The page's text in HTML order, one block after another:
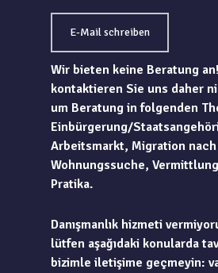
E-Mail schreiben
Wir bieten keine Beratung
kontaktieren Sie uns daher
um Beratung in folgenden
Einbürgerung/
Arbeitsmarkt, Migration
Wohnungssuche,
Pratika.
Danışmanlık hizmeti
lütfen aşağıdaki konularda
bizimle iletişime geçmeyin: